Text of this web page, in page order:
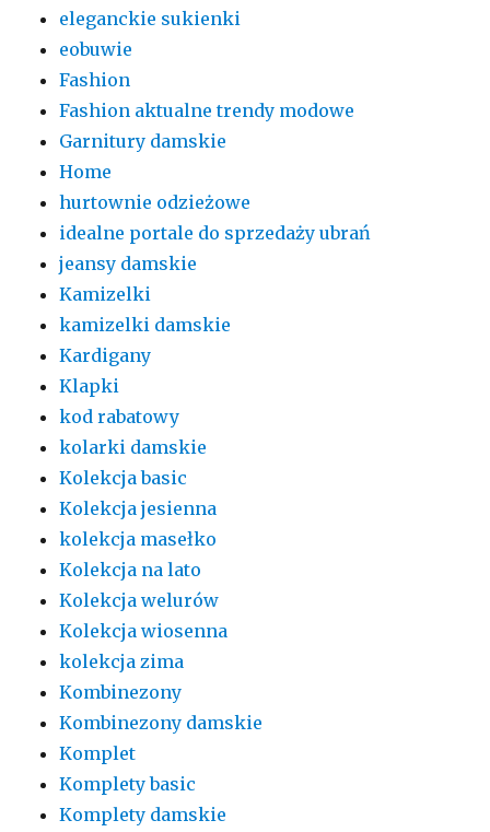
eleganckie sukienki
eobuwie
Fashion
Fashion aktualne trendy modowe
Garnitury damskie
Home
hurtownie odzieżowe
idealne portale do sprzedaży ubrań
jeansy damskie
Kamizelki
kamizelki damskie
Kardigany
Klapki
kod rabatowy
kolarki damskie
Kolekcja basic
Kolekcja jesienna
kolekcja masełko
Kolekcja na lato
Kolekcja welurów
Kolekcja wiosenna
kolekcja zima
Kombinezony
Kombinezony damskie
Komplet
Komplety basic
Komplety damskie